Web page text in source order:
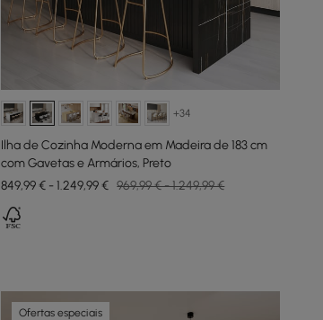
+34
Ilha de Cozinha Moderna em Madeira de 183 cm
com Gavetas e Armários, Preto
849,99 € - 1.249,99 € 969,99 € - 1.249,99 €
Ofertas especiais